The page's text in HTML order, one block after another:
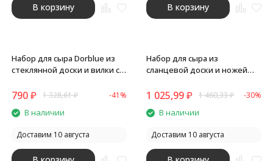
В корзину В корзину
Набор для сыра Dorblue из
стеклянной доски и вилки с
790₽ 1 328,61₽ -41%
В наличии
Доставим 10 августа
Набор для сыра из
сланцевой доски и ножей
1 025,99₽ 1 460,33₽ -30%
В наличии
Доставим 10 августа